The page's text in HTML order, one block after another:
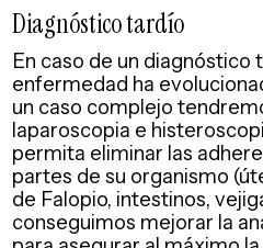
Diagnóstico tardío
En caso de un diagnóstico
enfermedad ha
un caso complejo
laparoscopia e
permita eliminar las
partes de su organismo
de Falopio, intestinos,
conseguimos mejorar la
para asegurar al máximo